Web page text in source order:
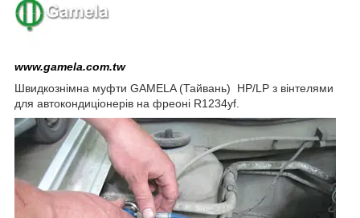
www.gamela.com.tw
Швидкознімна муфти GAMELA (Тайвань) HP/LP з вінтелями
для автокондиціонерів на фреоні R1234yf.